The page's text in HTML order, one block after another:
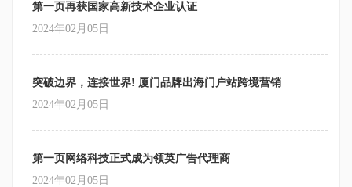
第一页再获国家高新技术企业认证
2024年02月05日
突破边界，连接世界! 厦门品牌出海门户站跨境营销
2024年02月05日
第一页网络科技正式成为领英广告代理商
2024年02月05日